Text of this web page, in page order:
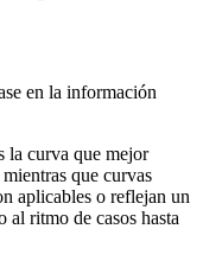
en la información
la curva que mejor
que curvas
aplicables o reflejan un
al ritmo de casos hasta